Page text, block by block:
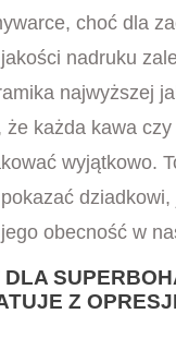
choć dla
nadruku
najwyższej
że każda kawa
wyjątkowo.
obecność w
DLA
Z